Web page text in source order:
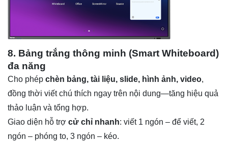
8. Bảng trắng thông minh (Smart Whiteboard)
đa năng
Cho phép chèn bảng, tài liệu, slide, hình ảnh, video,
đồng thời viết chú thích ngay trên nội dung—tăng hiệu quả
thảo luận và tổng hợp.
Giao diện hỗ trợ cử chỉ nhanh: viết 1 ngón – để viết, 2
ngón – phóng to, 3 ngón – kéo.